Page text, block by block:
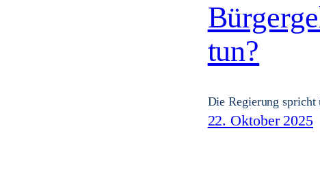
tun?
Die Regierung
22. Oktober 2025